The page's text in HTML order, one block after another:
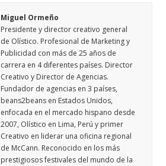
Miguel Ormeño
Presidente y director creativo general
de Olístico. Profesional de Marketing y
Publicidad con más de 25 años de
carrera en 4 diferentes países. Director
Creativo y Director de Agencias.
Fundador de agencias en 3 países,
beans2beans en Estados Unidos,
enfocada en el mercado hispano desde
2007, Olístico en Lima, Perú y primer
Creativo en liderar una oficina regional
de McCann. Reconocido en los más
prestigiosos festivales del mundo de la